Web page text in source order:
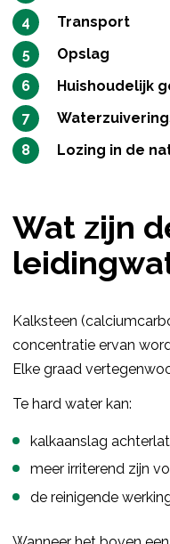
Transport
Opslag
Huishoudelijk
Lozing in de
Wat zijn
Kalksteen
concentratie ervan
Elke graad
Te hard water kan:
kalkaanslag
meer irriterend zijn
de reinigende